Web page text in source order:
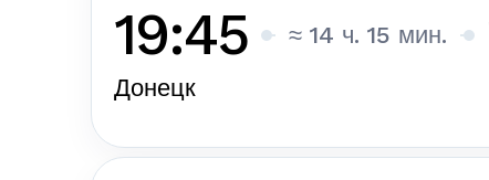
19:45 ≈ 14 ч. 15 мин.
Донецк